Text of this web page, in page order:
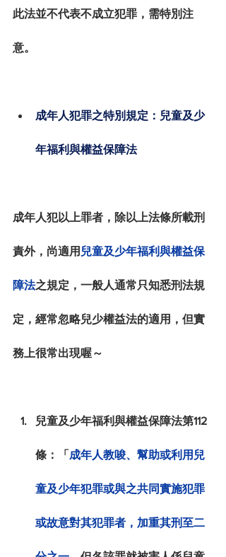
此法並不代表不成立犯罪，需特別注
意。
成年人犯罪之特別規定：兒童及少
年福利與權益保障法
成年人犯以上罪者，除以上法條所載刑
責外，尚適用 兒童及少年福利與權益保
障法之規定，一般人通常只知悉刑法規
定，經常忽略兒少權益法的適用，但實
務上很常出現喔～
兒童及少年福利與權益保障法第112
條：「 成年人教唆、幫助或利用兒
童及少年犯罪或與之共同實施犯罪
或故意對其犯罪者，加重其刑至二